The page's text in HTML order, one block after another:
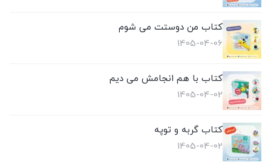
کتاب من دوستت می شوم
1405-04-06
کتاب با هم انجامش می دیم
1405-04-02
کتاب گربه و توپه
1405-04-02